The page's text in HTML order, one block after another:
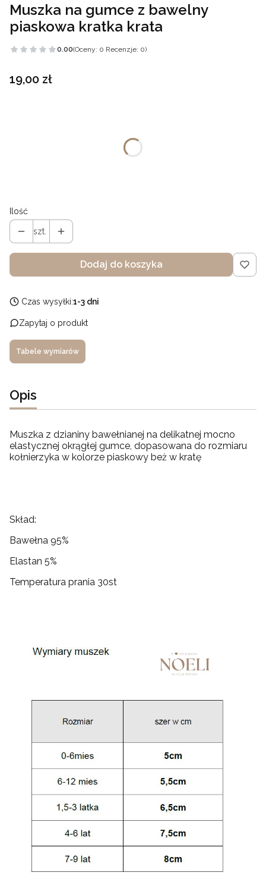
Muszka na gumce z bawelny
piaskowa kratka krata
0.00(Oceny: 0 Recenzje: 0)
Cena
19,00 zł
Ilość
szt.
Dodaj do koszyka
Czas wysyłki:1-3 dni
Zapytaj o produkt
Tabele wymiarów
Opis
Muszka z dzianiny bawełnianej na delikatnej mocno
elastycznej okrągłej gumce, dopasowana do rozmiaru
kołnierzyka w kolorze piaskowy beż w kratę
Skład:
Bawełna 95%
Elastan 5%
Temperatura prania 30st